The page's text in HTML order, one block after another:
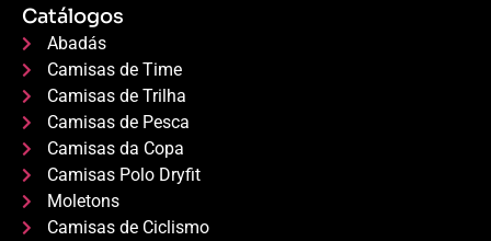
Catálogos
Abadás
Camisas de Time
Camisas de Trilha
Camisas de Pesca
Camisas da Copa
Camisas Polo Dryfit
Moletons
Camisas de Ciclismo